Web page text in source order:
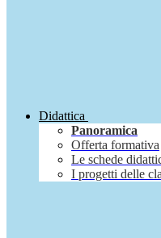
Didattica
Panoramica
Offerta formativa
Le schede
I progetti delle